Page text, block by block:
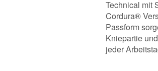
Technical mit
Cordura®
Passform
Kniepartie
jeder